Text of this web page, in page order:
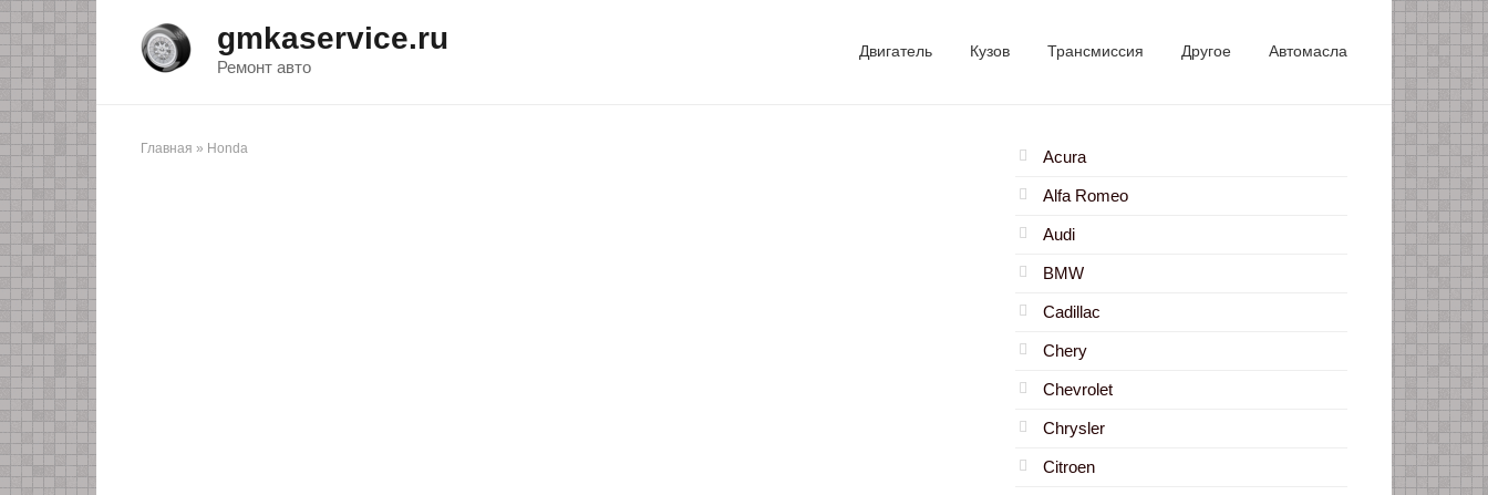
Перейти
к
контенту
gmkaservice.ru
Ремонт авто
Двигатель Кузов Трансмиссия Другое Автомасла
Главная » Honda Acura
Alfa Romeo
Audi
BMW
Cadillac
Chery
Chevrolet
Chrysler
Citroen